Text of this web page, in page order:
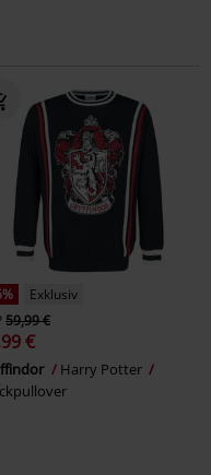
Exklusiv
59,99 €
€
Harry Potter